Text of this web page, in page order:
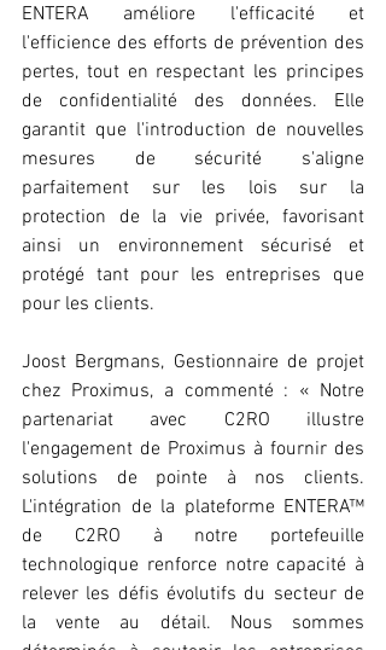
ENTERA améliore l'efficacité et
l'efficience des efforts de prévention des
pertes, tout en respectant les principes
de confidentialité des données. Elle
garantit que l'introduction de nouvelles
mesures de sécurité s'aligne
parfaitement sur les lois sur la
protection de la vie privée, favorisant
ainsi un environnement sécurisé et
protégé tant pour les entreprises que
pour les clients.
Joost Bergmans, Gestionnaire de projet
chez Proximus, a commenté : « Notre
partenariat avec C2RO illustre
l'engagement de Proximus à fournir des
solutions de pointe à nos clients.
L'intégration de la plateforme ENTERA™
de C2RO à notre portefeuille
technologique renforce notre capacité à
relever les défis évolutifs du secteur de
la vente au détail. Nous sommes